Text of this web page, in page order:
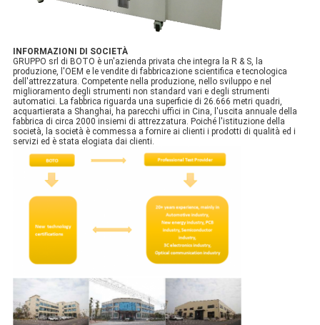
INFORMAZIONI DI SOCIETÀ
GRUPPO srl di BOTO è un'azienda privata che integra la R & S, la
produzione, l'OEM e le vendite di fabbricazione scientifica e tecnologica
dell'attrezzatura. Competente nella produzione, nello sviluppo e nel
miglioramento degli strumenti non standard vari e degli strumenti
automatici. La fabbrica riguarda una superficie di 26.666 metri quadri,
acquartierata a Shanghai, ha parecchi uffici in Cina, l'uscita annuale della
fabbrica di circa 2000 insiemi di attrezzatura. Poiché l'istituzione della
società, la società è commessa a fornire ai clienti i prodotti di qualità ed i
servizi ed è stata elogiata dai clienti.